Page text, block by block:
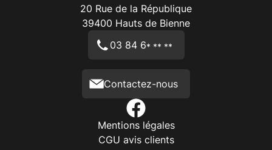
20 Rue de la République
39400 Hauts de Bienne
03 84 6* ** **
Contactez-nous
Mentions légales
CGU avis clients